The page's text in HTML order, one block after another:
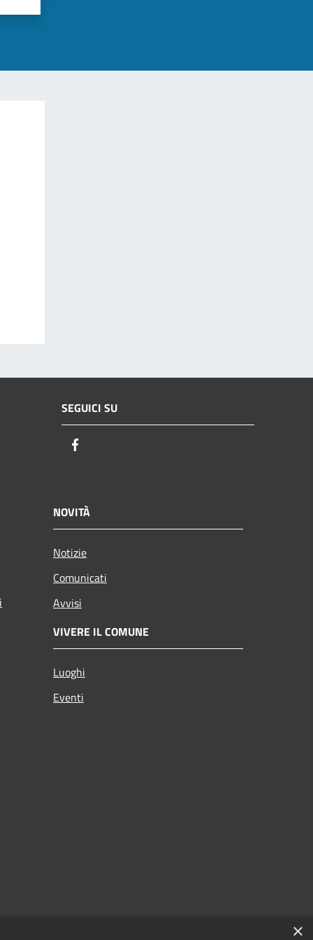
SEGUICI SU
NOVITÀ
Notizie
Comunicati
Avvisi
VIVERE IL COMUNE
Luoghi
Eventi
×